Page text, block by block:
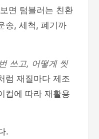
면 텀블러는 친환
송, 세척, 폐기까
쓰고, 어떻게 씻
럼 재질마다 제조
컵에 따라 재활용
.